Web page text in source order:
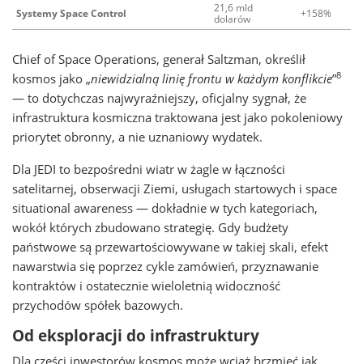
Systemy Space Control
21,6 mld
dolarów
+158%
Chief of Space Operations, generał Saltzman, określił
kosmos jako „niewidzialną linię frontu w każdym konflikcie”8
— to dotychczas najwyraźniejszy, oficjalny sygnał, że
infrastruktura kosmiczna traktowana jest jako pokoleniowy
priorytet obronny, a nie uznaniowy wydatek.
Dla JEDI to bezpośredni wiatr w żagle w łączności
satelitarnej, obserwacji Ziemi, usługach startowych i space
situational awareness — dokładnie w tych kategoriach,
wokół których zbudowano strategię. Gdy budżety
państwowe są przewartościowywane w takiej skali, efekt
nawarstwia się poprzez cykle zamówień, przyznawanie
kontraktów i ostatecznie wieloletnią widoczność
przychodów spółek bazowych.
Od eksploracji do infrastruktury
Dla części inwestorów kosmos może wciąż brzmieć jak